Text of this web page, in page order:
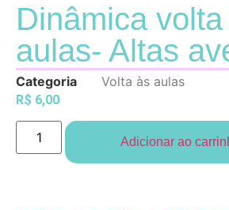
Dinâmica
aulas- Altas
Categoria Volta às aulas
R$ 6,00
Adicionar ao